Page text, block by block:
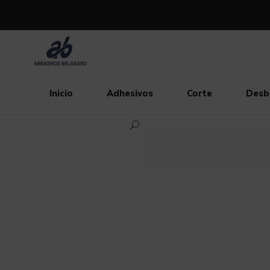
Inicio Adhesivos Corte